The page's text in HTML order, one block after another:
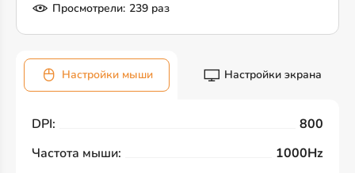
Просмотрели: 239 раз
Настройки мыши Настройки экрана
DPI:
800
Частота мыши:
1000Hz